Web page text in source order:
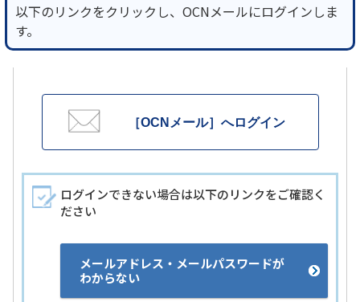
以下のリンクをクリックし、OCNメールにログインしま
す。
［OCNメール］へログイン
ログインできない場合は以下のリンクをご確認く
ださい
メールアドレス・メールパスワードが
わからない